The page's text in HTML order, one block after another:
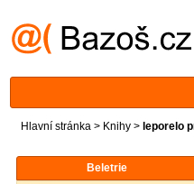
Hlavní stránka > Knihy > leporelo
Beletrie